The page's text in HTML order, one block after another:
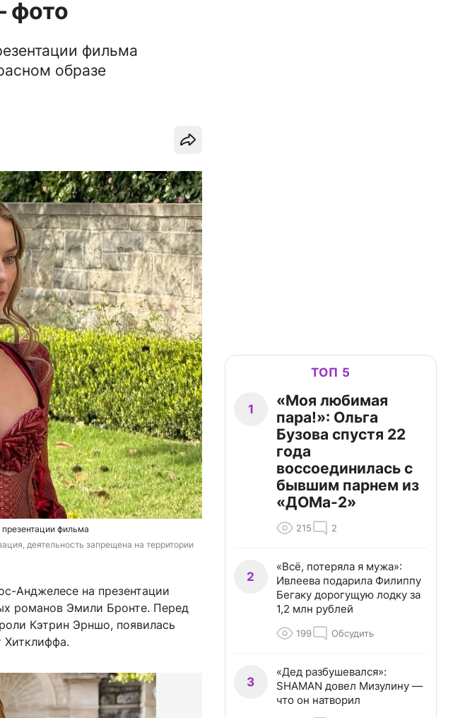
фото
фильма
образе
фильма
деятельность запрещена на территории
Анджелесе на презентации
романов Эмили Бронте. Перед
Кэтрин Эрншо, появилась
ТОП 5
1
«Моя любимая
пара!»: Ольга
Бузова спустя 22
года
воссоединилась с
бывшим парнем из
«ДОМа-2»
215 2
2
«Всё, потеряла я мужа»:
Ивлеева подарила Филиппу
Бегаку дорогущую лодку за
1,2 млн рублей
199 Обсудить
3
«Дед разбушевался»:
SHAMAN довел Мизулину —
что он натворил